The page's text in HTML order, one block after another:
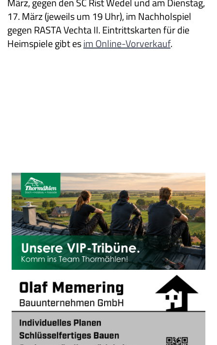
17. März (jeweils um 19 Uhr), im Nachholspiel
gegen RASTA Vechta II. Eintrittskarten für die
Heimspiele gibt esim Online-Vorverkauf.